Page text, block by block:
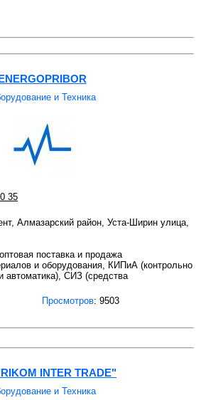
и Техника
35
Алмазарский район, Уста-Ширин улица,
поставка и продажа
и оборудования, КИПиА (контрольно
автоматика), СИЗ (средства
Просмотров: 9503
INTER TRADE"
и Техника